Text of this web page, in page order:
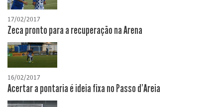
17/02/2017
Zeca pronto para a recuperação na Arena
16/02/2017
Acertar a pontaria é ideia fixa no Passo d'Areia